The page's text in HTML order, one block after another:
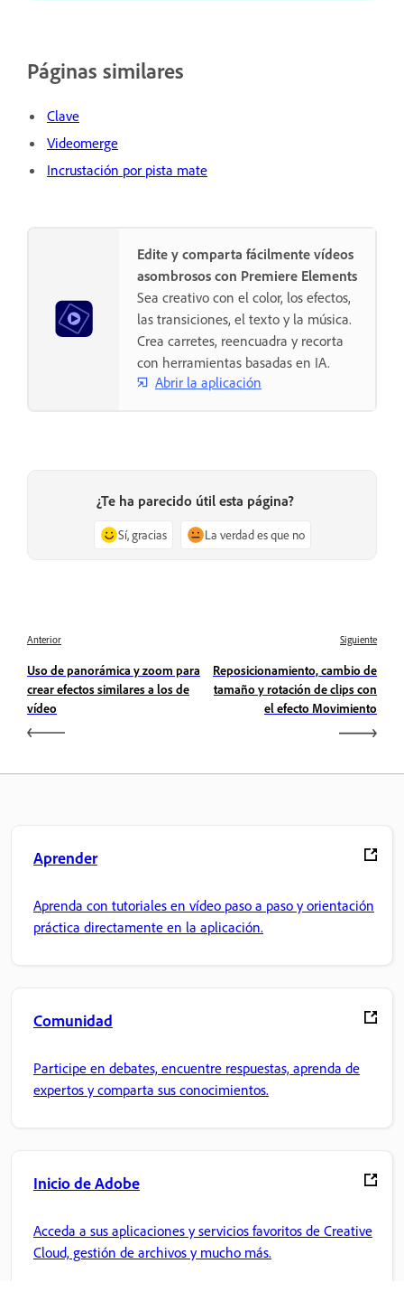
Páginas similares
Clave
Videomerge
Incrustación por pista mate
Edite y comparta fácilmente vídeos
asombrosos con Premiere Elements
Sea creativo con el color, los efectos,
las transiciones, el texto y la música.
Crea carretes, reencuadra y recorta
con herramientas basadas en IA.
Abrir la aplicación
¿Te ha parecido útil esta página?
Sí, gracias La verdad es que no
Anterior
Uso de panorámica y zoom para
crear efectos similares a los de
vídeo
Siguiente
Reposicionamiento, cambio de
tamaño y rotación de clips con
el efecto Movimiento
Aprender
Aprenda con tutoriales en vídeo paso a paso y orientación
práctica directamente en la aplicación.
Comunidad
Participe en debates, encuentre respuestas, aprenda de
expertos y comparta sus conocimientos.
Inicio de Adobe
Acceda a sus aplicaciones y servicios favoritos de Creative
Cloud, gestión de archivos y mucho más.